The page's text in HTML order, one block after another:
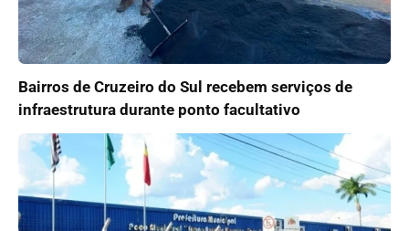
Bairros de Cruzeiro do Sul recebem serviços de
infraestrutura durante ponto facultativo